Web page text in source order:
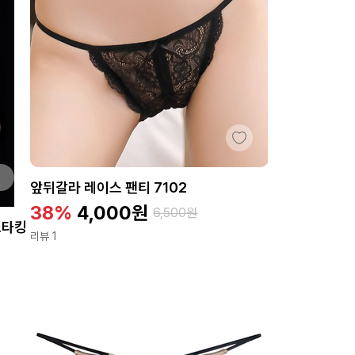
킹
앞뒤갈라 레이스 팬티 7102
38% 4,000원 6,500원
리뷰 1